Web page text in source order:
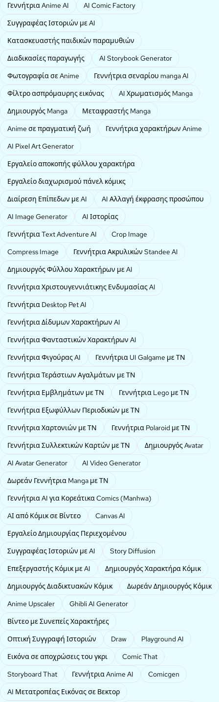
Γεννήτρια Anime AI
AI Comic Factory
Συγγραφέας Ιστοριών με AI
Κατασκευαστής παιδικών παραμυθιών
Διαδικασίες παραγωγής
AI Storybook Generator
Φωτογραφία σε Anime
Γεννήτρια σεναρίου manga AI
Φίλτρο ασπρόμαυρης εικόνας
AI Χρωματισμός Manga
Δημιουργός Manga
Μεταφραστής Manga
Anime σε πραγματική ζωή
Γεννήτρια χαρακτήρων Anime
AI Pixel Art Generator
Εργαλείο αποκοπής φύλλου χαρακτήρα
Εργαλείο διαχωρισμού πάνελ κόμικς
Διαίρεση Επίπεδων με AI
AI Αλλαγή έκφρασης προσώπου
AI Image Generator
AI Ιστορίας
Γεννήτρια Text Adventure AI
Crop Image
Compress Image
Γεννήτρια Ακρυλικών Standee AI
Δημιουργός Φύλλου Χαρακτήρων με AI
Γεννήτρια Χριστουγεννιάτικης Ενδυμασίας AI
Γεννήτρια Desktop Pet AI
Γεννήτρια Δίδυμων Χαρακτήρων AI
Γεννήτρια Φανταστικών Χαρακτήρων AI
Γεννήτρια Φιγούρας AI
Γεννήτρια UI Galgame με ΤΝ
Γεννήτρια Τεράστιων Αγαλμάτων με ΤΝ
Γεννήτρια Εμβλημάτων με ΤΝ
Γεννήτρια Lego με ΤΝ
Γεννήτρια Εξωφύλλων Περιοδικών με ΤΝ
Γεννήτρια Χαρτονιών με ΤΝ
Γεννήτρια Polaroid με ΤΝ
Γεννήτρια Συλλεκτικών Καρτών με ΤΝ
Δημιουργός Avatar
AI Avatar Generator
AI Video Generator
Δωρεάν Γεννήτρια Manga με ΤΝ
Γεννήτρια AI για Κορεάτικα Comics (Manhwa)
AΙ από Κόμικ σε Βίντεο
Canvas AI
Εργαλείο Δημιουργίας Περιεχομένου
Συγγραφέας Ιστοριών με AI
Story Diffusion
Επεξεργαστής Κόμικ με AI
Δημιουργός Χαρακτήρα Κόμικ
Δημιουργός Διαδικτυακών Κόμικ
Δωρεάν Δημιουργός Κόμικ
Anime Upscaler
Ghibli AI Generator
Βίντεο με Συνεπείς Χαρακτήρες
Οπτική Συγγραφή Ιστοριών
Draw
Playground AI
Εικόνα σε αποχρώσεις του γκρι
Comic That
Storyboard That
Γεννήτρια Anime AI
Comicgen
AI Μετατροπέας Εικόνας σε Βεκτορ